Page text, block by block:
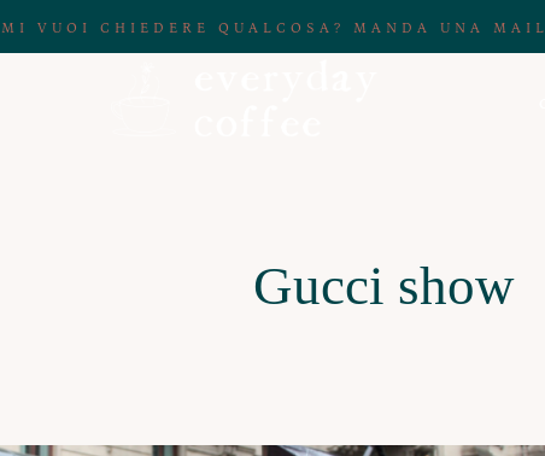
MI VUOI CHIEDERE QUALCOSA? MANDA UNA MAIL
Gucci show